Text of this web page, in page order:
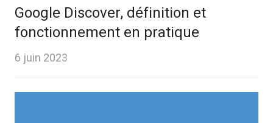
Google Discover, définition et
fonctionnement en pratique
6 juin 2023